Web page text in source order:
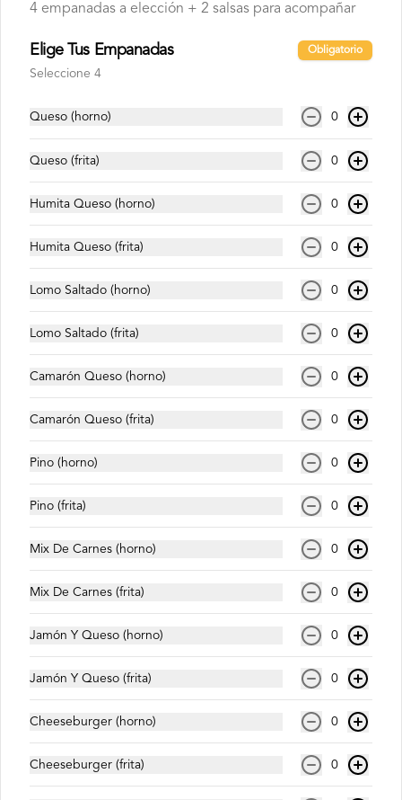
Agua Mineral Sin Gas
Coca Cola Original (350ml)
Coca Cola Original 1.5 Lts
$1.800
Coca Cola Zero (350ml)
4 empanadas a elección + 2 salsas para acompañar
Elige Tus Empanadas Obligatorio
Seleccione 4
Queso (horno) 0
Queso (frita) 0
Humita Queso (horno) 0
Humita Queso (frita) 0
Lomo Saltado (horno) 0
Lomo Saltado (frita) 0
Camarón Queso (horno) 0
Camarón Queso (frita) 0
Pino (horno) 0
Pino (frita) 0
Mix De Carnes (horno) 0
Mix De Carnes (frita) 0
Jamón Y Queso (horno) 0
Jamón Y Queso (frita) 0
Cheeseburger (horno) 0
Cheeseburger (frita) 0